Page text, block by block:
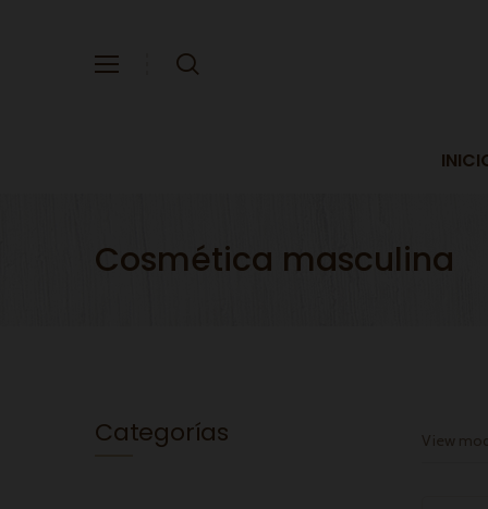
Cosmética masculina
Categorías View